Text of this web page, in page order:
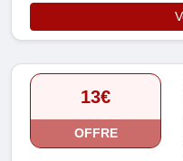
13€
OFFRE